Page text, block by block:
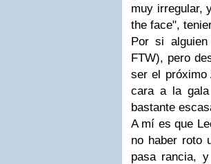
muy irregular,
the face",
Por si
FTW), pero
ser el próximo
cara a la gala
bastante
A mí es que
no haber roto
pasa rancia,